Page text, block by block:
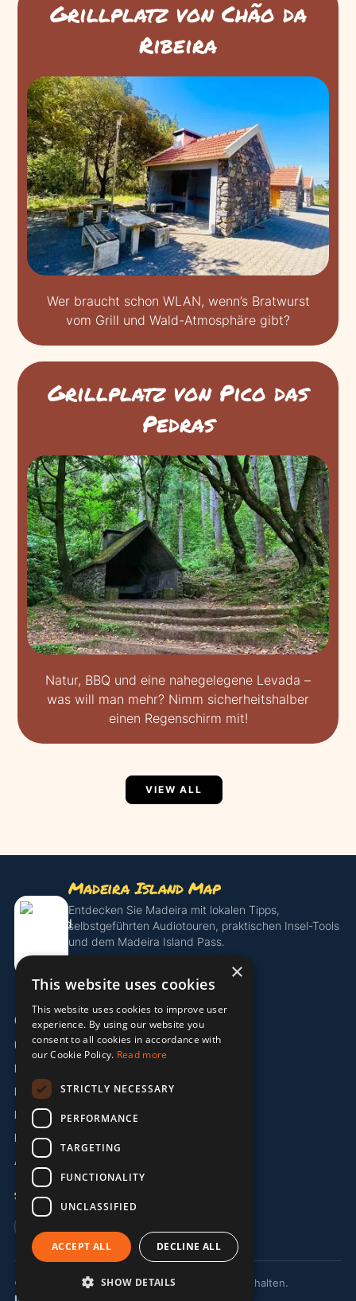
Grillplatz von Chão da
Ribeira
Wer braucht schon WLAN, wenn’s Bratwurst
vom Grill und Wald-Atmosphäre gibt?
Grillplatz von Pico das
Pedras
Natur, BBQ und eine nahegelegene Levada –
was will man mehr? Nimm sicherheitshalber
einen Regenschirm mit!
VIEW ALL
Madeira Island Map
Entdecken Sie Madeira mit lokalen Tipps,
selbstgeführten Audiotouren, praktischen Insel-Tools
und dem Madeira Island Pass.
Island Pass entdecken
UNTERNEHMEN
Über uns
Partner
Kontakt
Impressum
Datenschutzerklärung
AGB
SPRACHE
© 2026 MermaidMission LDA. Alle Rechte vorbehalten.
×
This website uses cookies
This website uses cookies to improve user
experience. By using our website you
consent to all cookies in accordance with
our Cookie Policy. Read more
STRICTLY NECESSARY
PERFORMANCE
TARGETING
FUNCTIONALITY
UNCLASSIFIED
ACCEPT ALL DECLINE ALL
SHOW DETAILS